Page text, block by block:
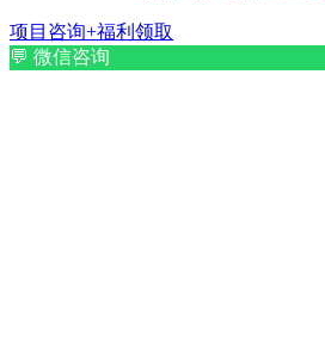
项目咨询+福利领取
💬 微信咨询